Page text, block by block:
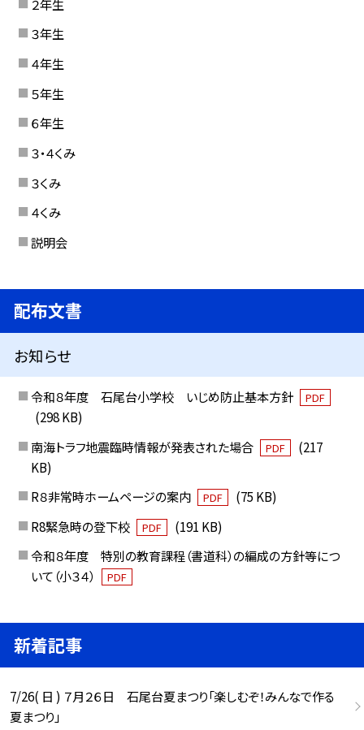
２年生
３年生
４年生
５年生
６年生
３・４くみ
３くみ
４くみ
説明会
配布文書
お知らせ
令和８年度 石尾台小学校 いじめ防止基本方針 PDF
(298 KB)
南海トラフ地震臨時情報が発表された場合
PDF
(217
KB)
R８非常時ホームページの案内
PDF
(75 KB)
R8緊急時の登下校
PDF
(191 KB)
令和８年度 特別の教育課程（書道科）の編成の方針等につ
いて（小３４）
PDF
新着記事
7/26( 日 ) ７月２６日 石尾台夏まつり「楽しむぞ！みんなで作る
夏まつり」